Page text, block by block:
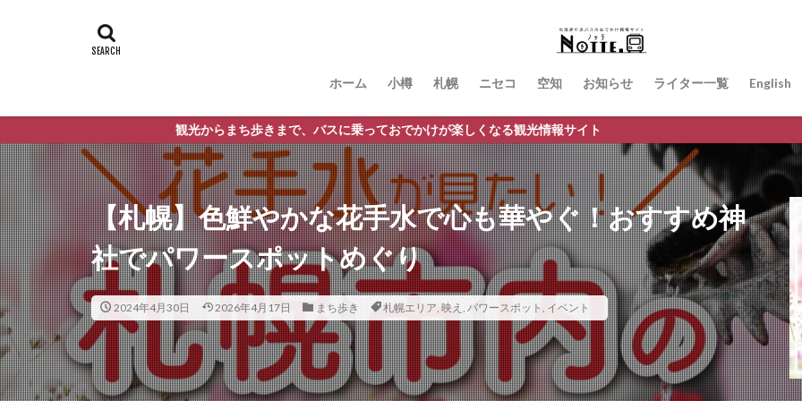
ホーム 小樽 札幌 ニセコ 空知 お知らせ ライター一覧 English
観光からまち歩きまで、バスに乗っておでかけが楽しくなる観光情報サイト
【札幌】色鮮やかな花手水で心も華やぐ！おすすめ神
社でパワースポットめぐり
2024年4月30日 2026年4月17日 まち歩き 札幌エリア, 映え , パワースポット , イベント